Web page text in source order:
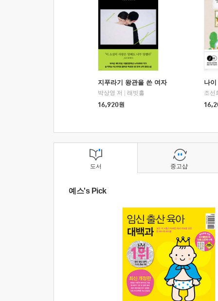
지푸라기 왕관을 쓴 여자
박상영 저
래빗홀
16,920원
나
조선
도서
예스's Pick
중고샵